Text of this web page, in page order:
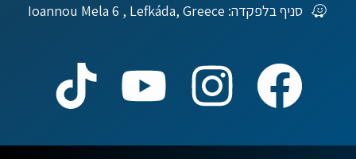
סניף בלפקדה: Ioannou Mela 6 , Lefkáda, Greece